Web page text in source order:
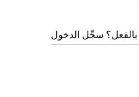
سجِّل الدخول